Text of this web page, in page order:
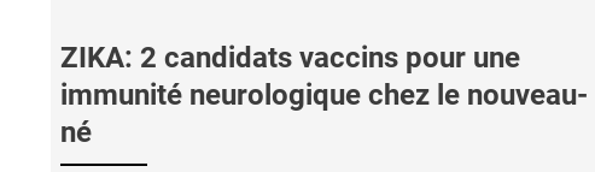
ZIKA: 2 candidats vaccins pour une
immunité neurologique chez le nouveau-
né